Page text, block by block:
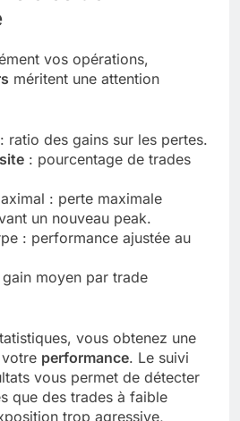
vos opérations,
méritent une attention
: ratio des gains sur les pertes.
: pourcentage de trades
: perte maximale
un nouveau peak.
: performance ajustée au
moyen par trade
vous obtenez une
performance. Le suivi
vous permet de détecter
que des trades à faible
trop agressive,